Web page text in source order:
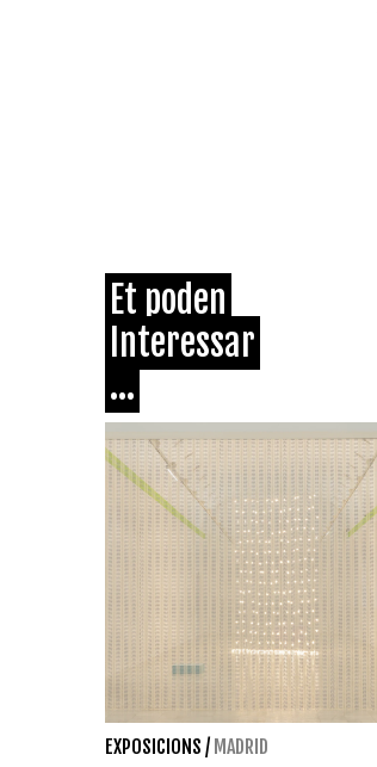
Et poden
Interessar
...
EXPOSICIONS / MADRID